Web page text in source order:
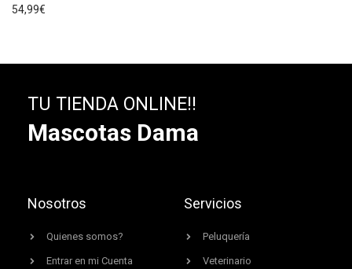
54,99€
TU TIENDA ONLINE!!
Mascotas Dama
Nosotros
Quienes somos?
Entrar en mi Cuenta
Servicios
Peluquería
Veterinario